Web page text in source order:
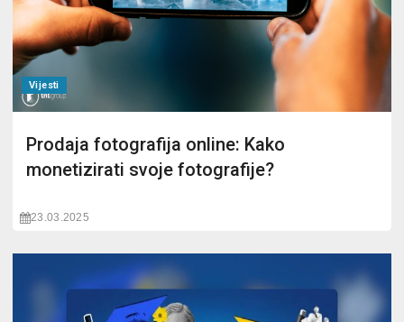
Vijesti
Prodaja fotografija online: Kako
monetizirati svoje fotografije?
23.03.2025